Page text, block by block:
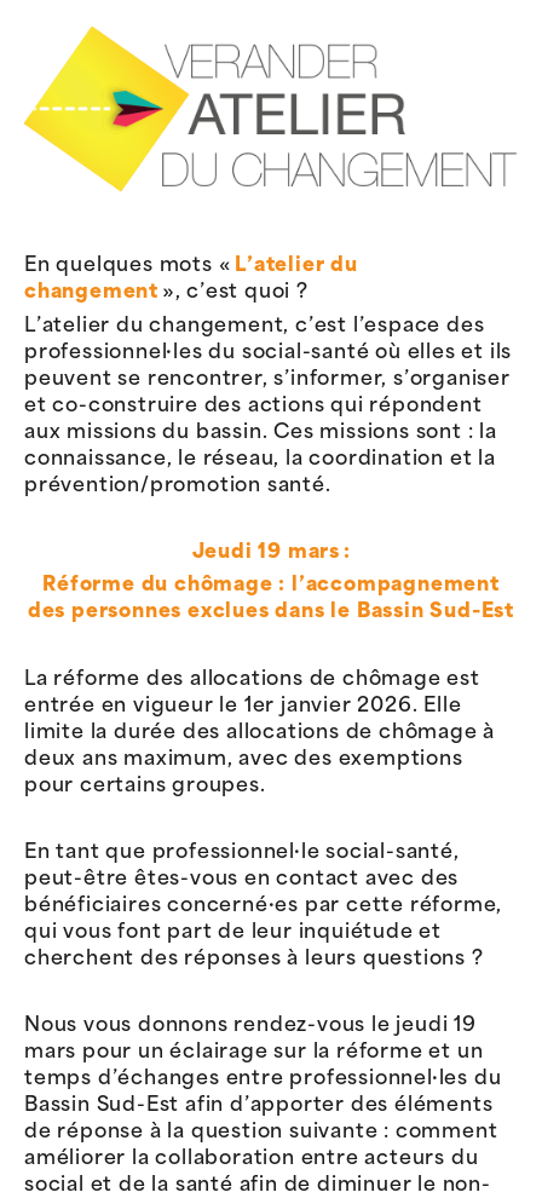
En quelques mots « L’atelier du
changement », c’est quoi ?
L’atelier du changement, c’est l’espace des
professionnel·les du social-santé où elles et ils
peuvent se rencontrer, s’informer, s’organiser
et co-construire des actions qui répondent
aux missions du bassin. Ces missions sont : la
connaissance, le réseau, la coordination et la
prévention/promotion santé.
Jeudi 19 mars :
Réforme du chômage : l’accompagnement
des personnes exclues dans le Bassin Sud-Est
La réforme des allocations de chômage est
entrée en vigueur le 1er janvier 2026. Elle
limite la durée des allocations de chômage à
deux ans maximum, avec des exemptions
pour certains groupes.
En tant que professionnel·le social-santé,
peut-être êtes-vous en contact avec des
bénéficiaires concerné·es par cette réforme,
qui vous font part de leur inquiétude et
cherchent des réponses à leurs questions ?
Nous vous donnons rendez-vous le jeudi 19
mars pour un éclairage sur la réforme et un
temps d’échanges entre professionnel·les du
Bassin Sud-Est afin d’apporter des éléments
de réponse à la question suivante : comment
améliorer la collaboration entre acteurs du
social et de la santé afin de diminuer le non-